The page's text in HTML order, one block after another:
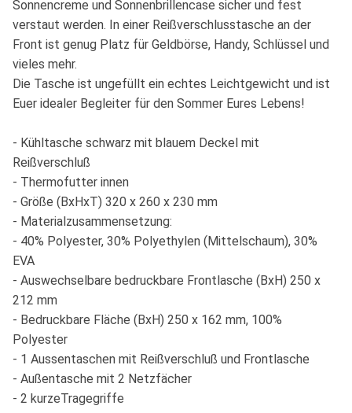
Sonnencreme und Sonnenbrillencase sicher und fest
verstaut werden. In einer Reißverschlusstasche an der
Front ist genug Platz für Geldbörse, Handy, Schlüssel und
vieles mehr.
Die Tasche ist ungefüllt ein echtes Leichtgewicht und ist
Euer idealer Begleiter für den Sommer Eures Lebens!
- Kühltasche schwarz mit blauem Deckel mit
Reißverschluß
- Thermofutter innen
- Größe (BxHxT) 320 x 260 x 230 mm
- Materialzusammensetzung:
- 40% Polyester, 30% Polyethylen (Mittelschaum), 30%
EVA
- Auswechselbare bedruckbare Frontlasche (BxH) 250 x
212 mm
- Bedruckbare Fläche (BxH) 250 x 162 mm, 100%
Polyester
- 1 Aussentaschen mit Reißverschluß und Frontlasche
- Außentasche mit 2 Netzfächer
- 2 kurzeTragegriffe